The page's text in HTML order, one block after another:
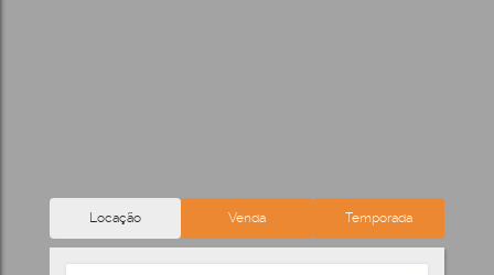
Locação Venda Temporada